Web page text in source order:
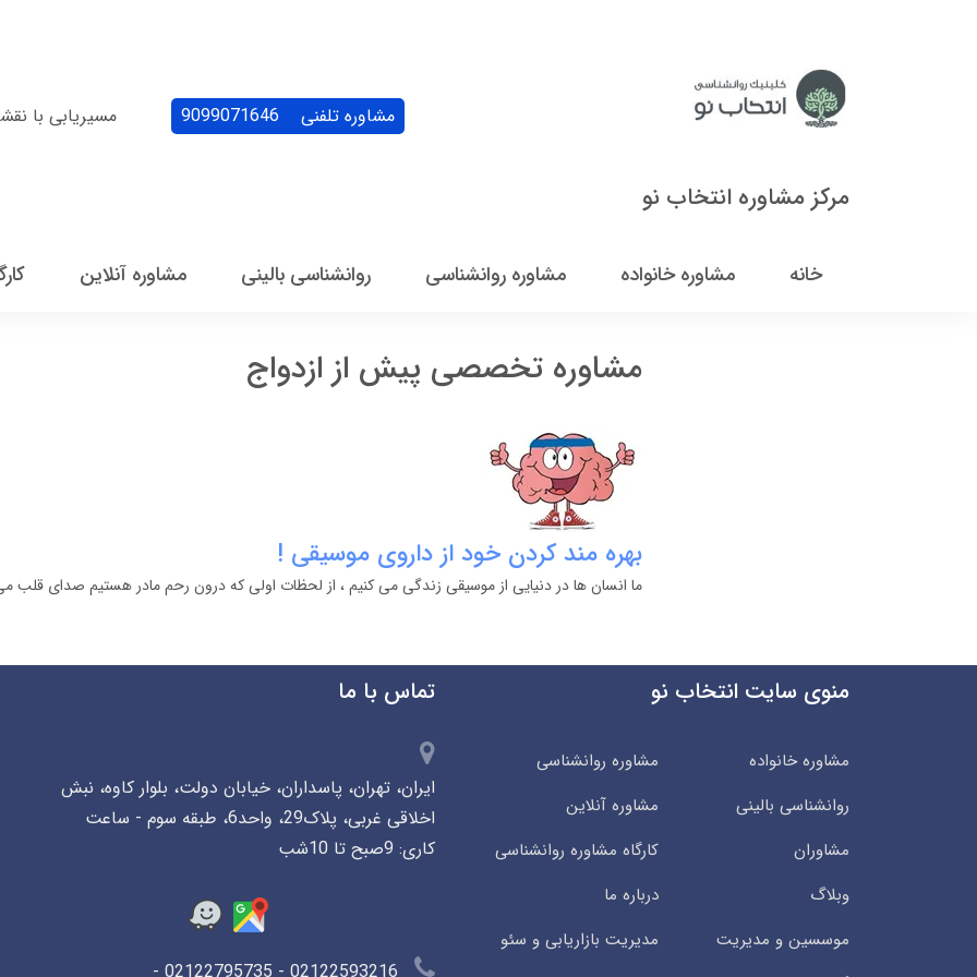
مرکز مشاوره انتخاب نو
مشاوره تلفنی 9099071646 مسیریابی با
خانه مشاوره خانواده مشاوره روانشناسی روانشناسی بالینی مشاوره آنلاین
مشاوره تخصصی پیش از ازدواج
بهره مند کردن خود از داروی موسیقی !
ما انسان ها در دنیایی از موسیقی زندگی می کنیم ، از لحظات اولی که درون رحم مادر هستیم صدای قلب
منوی سایت انتخاب نو
مشاوره خانواده
مشاوره روانشناسی
روانشناسی بالینی
مشاوره آنلاین
مشاوران
کارگاه مشاوره روانشناسی
وبلاگ
درباره ما
موسسین و مدیریت
مدیریت بازاریابی و سئو
تماس با ما
ایران، تهران، پاسداران، خیابان دولت، بلوار کاوه، نبش
اخلاقی غربی، پلاک29، واحد6، طبقه سوم - ساعت
کاری: 9صبح تا 10شب